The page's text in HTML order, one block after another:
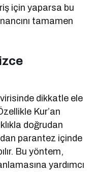
için yaparsa bu
tamamen
dikkatle ele
Kur’an
doğrudan
parantez içinde
Bu yöntem,
yardımcı